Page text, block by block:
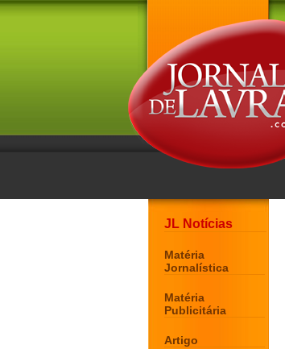
JL Notícias
Matéria
Jornalística
Matéria
Publicitária
Artigo